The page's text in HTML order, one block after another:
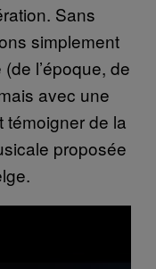
Sans
simplement
l’époque, de
avec une
témoigner de la
proposée